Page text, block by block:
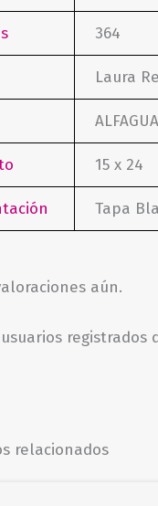
364
Laura
15 x 24
Tapa
aún.
relacionados